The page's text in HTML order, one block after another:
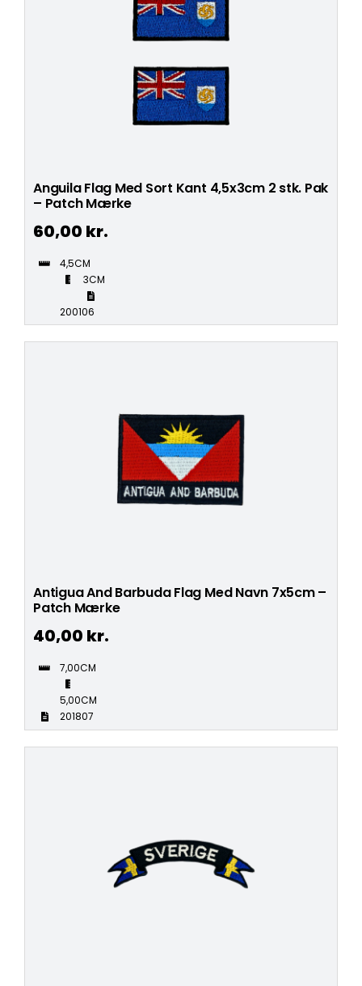
Anguila Flag Med Sort Kant 4,5x3cm 2 stk. Pak
– Patch Mærke
60,00 kr.
4,5CM
3CM
200106
Antigua And Barbuda Flag Med Navn 7x5cm –
Patch Mærke
40,00 kr.
7,00CM
5,00CM
201807